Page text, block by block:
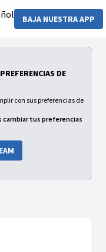
BAJA NUESTRA APP
DE
con sus preferencias de
cambiar tus preferencias